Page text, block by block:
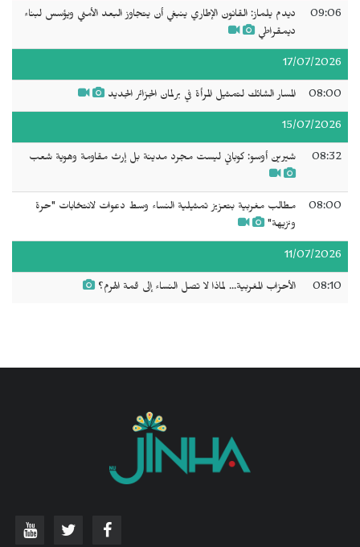
09:06
ديدم يلماز: القانون الإطاري ينبغي أن يتجاوز البعد الأمني ويؤسس لبناء
ديمقراطي
17/07/2026
08:00 المسار الشائك لتمثيل المرأة في برلمان الجزائر الجديد
15/07/2026
08:32 شيرين أوسو: كوباني ليست مجرد مدينة بل إرث مقاومة وهوية شعب
08:00
مطالب مغربية بتعزيز تمثيلية النساء وسط دعوات لانتخابات "حرة
ونزيهة"
11/07/2026
08:10 الأحزاب المغربية... لماذا لا تصل النساء إلى قمة الهرم؟